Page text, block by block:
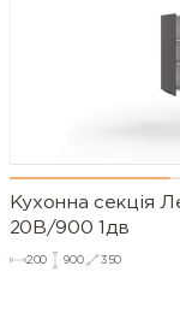
Кухонна секція
20В/900 1дв
200 900 350